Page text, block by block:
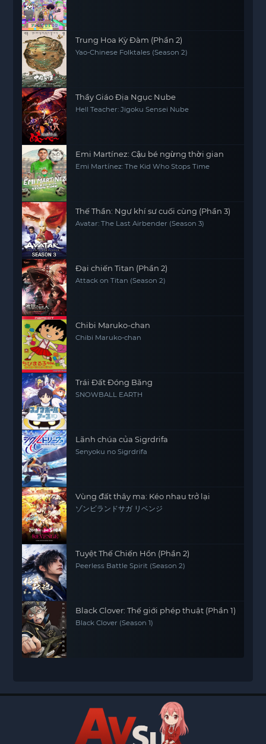
Trung Hoa Kỳ Đàm (Phần 2)
Yao-Chinese Folktales (Season 2)
Thầy Giáo Địa Ngục Nube
Hell Teacher: Jigoku Sensei Nube
Emi Martínez: Cậu bé ngừng thời gian
Emi Martínez: The Kid Who Stops Time
Thế Thần: Ngự khí sư cuối cùng (Phần 3)
Avatar: The Last Airbender (Season 3)
Đại chiến Titan (Phần 2)
Attack on Titan (Season 2)
Chibi Maruko-chan
Chibi Maruko-chan
Trái Đất Đóng Băng
SNOWBALL EARTH
Lãnh chúa của Sigrdrifa
Senyoku no Sigrdrifa
Vùng đất thây ma: Kéo nhau trở lại
ゾンビランドサガ リベンジ
Tuyệt Thế Chiến Hồn (Phần 2)
Peerless Battle Spirit (Season 2)
Black Clover: Thế giới phép thuật (Phần 1)
Black Clover (Season 1)